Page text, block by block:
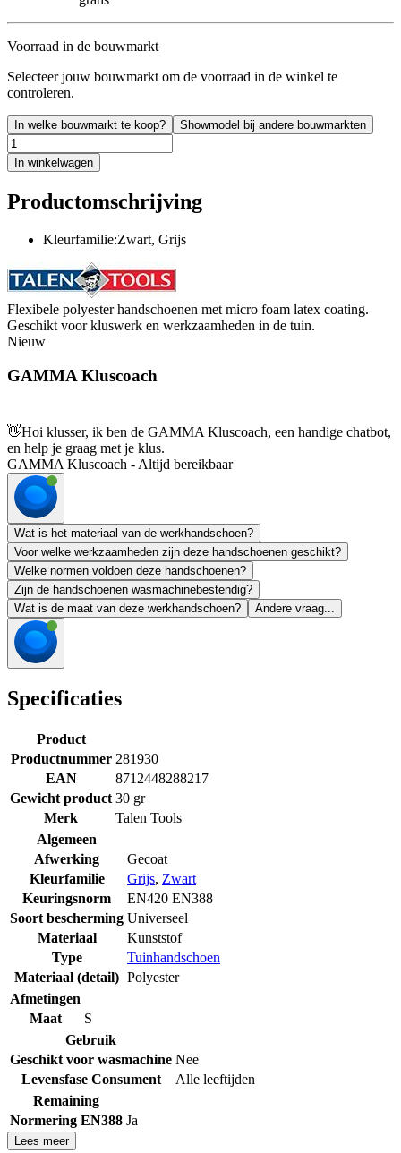
Voorraad in de bouwmarkt
Selecteer jouw bouwmarkt om de voorraad in de winkel te
controleren.
In welke bouwmarkt te koop? Showmodel bij andere bouwmarkten
In winkelwagen
Productomschrijving
Kleurfamilie:Zwart, Grijs
Flexibele polyester handschoenen met micro foam latex coating.
Geschikt voor kluswerk en werkzaamheden in de tuin.
Nieuw
GAMMA Kluscoach
👋Hoi klusser, ik ben de GAMMA Kluscoach, een handige chatbot,
en help je graag met je klus.
GAMMA Kluscoach - Altijd bereikbaar
Wat is het materiaal van de werkhandschoen?
Voor welke werkzaamheden zijn deze handschoenen geschikt?
Welke normen voldoen deze handschoenen?
Zijn de handschoenen wasmachinebestendig?
Wat is de maat van deze werkhandschoen?
Andere vraag...
Specificaties
Product
Productnummer 281930
EAN
8712448288217
Gewicht product 30 gr
Merk
Talen Tools
Algemeen
Afwerking
Gecoat
Kleurfamilie
Grijs, Zwart
Keuringsnorm
EN420 EN388
Soort bescherming Universeel
Materiaal
Kunststof
Type
Tuinhandschoen
Materiaal (detail) Polyester
Afmetingen
Maat
S
Gebruik
Geschikt voor wasmachine Nee
Levensfase Consument
Alle leeftijden
Remaining
Normering EN388 Ja
Lees meer